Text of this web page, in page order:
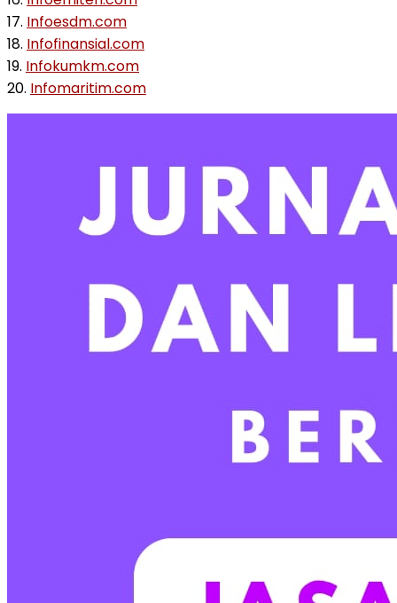
17. Infoesdm.com
18. Infofinansial.com
19. Infokumkm.com
20. Infomaritim.com